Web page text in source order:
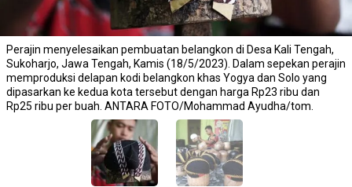
Perajin menyelesaikan pembuatan belangkon di Desa Kali Tengah,
Sukoharjo, Jawa Tengah, Kamis (18/5/2023). Dalam sepekan perajin
memproduksi delapan kodi belangkon khas Yogya dan Solo yang
dipasarkan ke kedua kota tersebut dengan harga Rp23 ribu dan
Rp25 ribu per buah. ANTARA FOTO/Mohammad Ayudha/tom.